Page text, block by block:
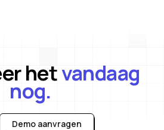
hetvandaag
nog.
Demo aanvragen